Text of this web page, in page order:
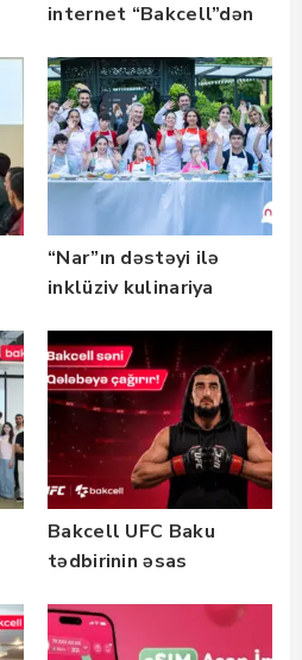
internet “Bakcell”dən
“Nar”ın dəstəyi ilə
inklüziv kulinariya
keçirilib — Fotolar
Bakcell UFC Baku
tədbirinin əsas